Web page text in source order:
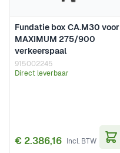
Fundatie box CA.M30 voor
MAXIMUM 275/900
verkeerspaal
915002245
Direct leverbaar
€ 2.386,16